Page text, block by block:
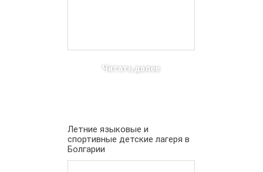
Читать далее
Летние языковые и
спортивные детские лагеря в
Болгарии